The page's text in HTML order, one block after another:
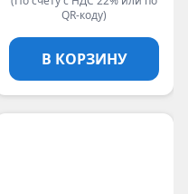
QR-коду)
В КОРЗИНУ